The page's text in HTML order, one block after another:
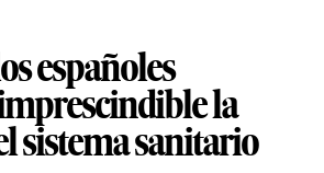
españoles
la
sistema sanitario